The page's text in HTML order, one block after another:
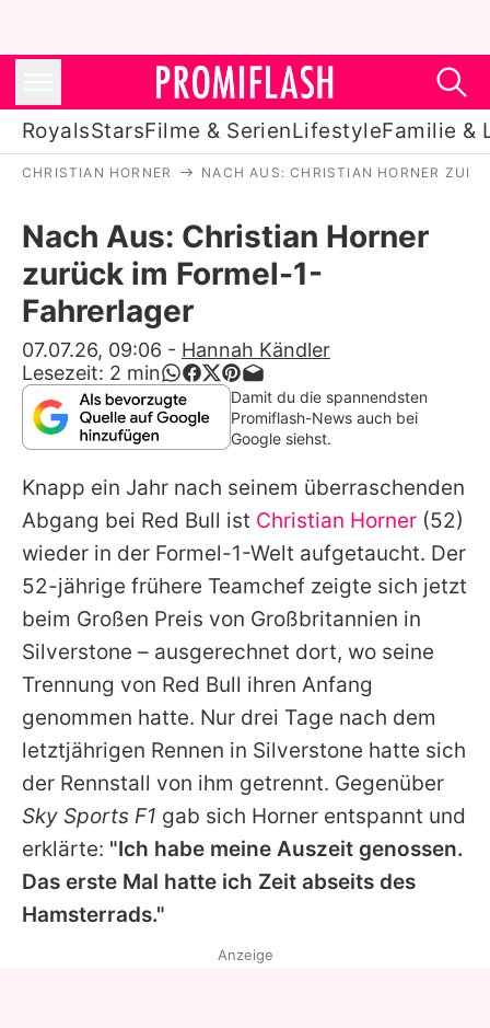
RoyalsStarsFilme & SerienLifestyleFamilie &
Stars
Filme & Serien
Lifestyle
Familie & Liebe
Promiflash Exklusiv
Alle Themen auf Promiflash
Jobs
App runterladen
Team
Redaktionelle Richtlinien
Impressum
Datenschutzerklärung
Nutzungsbedingungen
Utiq verwalten
CHRISTIAN HORNER NACH AUS: CHRISTIAN HORNER
Nach Aus: Christian Horner
zurück im Formel-1-
Fahrerlager
07.07.26, 09:06 - Hannah Kändler
Lesezeit: 2 min
Damit du die spannendsten
Promiflash-News auch bei
Google siehst.
Knapp ein Jahr nach seinem überraschenden
Abgang bei Red Bull ist Christian Horner (52)
wieder in der Formel-1-Welt aufgetaucht. Der
52-jährige frühere Teamchef zeigte sich jetzt
beim Großen Preis von Großbritannien in
Silverstone – ausgerechnet dort, wo seine
Trennung von Red Bull ihren Anfang
genommen hatte. Nur drei Tage nach dem
letztjährigen Rennen in Silverstone hatte sich
der Rennstall von ihm getrennt. Gegenüber
Sky Sports F1 gab sich Horner entspannt und
erklärte: "Ich habe meine Auszeit genossen.
Das erste Mal hatte ich Zeit abseits des
Hamsterrads."
Anzeige